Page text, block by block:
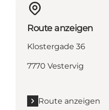
Route anzeigen
Klostergade 36
7770 Vestervig
Route anzeigen